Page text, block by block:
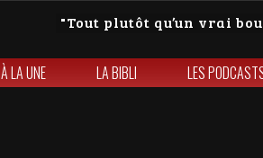
Tout plutôt qu’un vrai
À LA UNE LA BIBLI LES